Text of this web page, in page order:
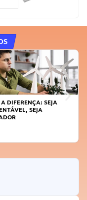
DIFERENÇA: SEJA
SEJA